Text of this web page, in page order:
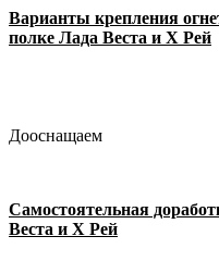
Варианты крепления
полке Лада Веста и Х Рей
Дооснащаем
Самостоятельная
Веста и Х Рей